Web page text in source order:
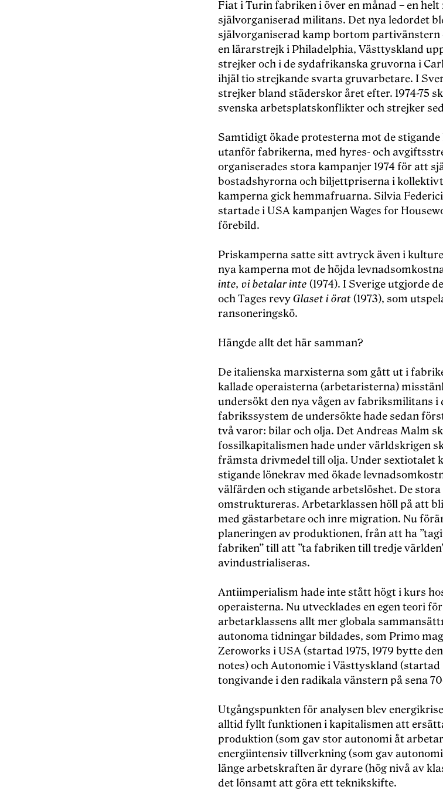
Fiat i Turin fabriken i över en månad – en helt
självorganiserad militans. Det nya ledordet
självorganiserad kamp bortom partivänstern
en lärarstrejk i Philadelphia, Västtyskland
strejker och i de sydafrikanska gruvorna i
ihjäl tio strejkande svarta gruvarbetare. I
strejker bland städerskor året efter. 1974-75
svenska arbetsplatskonflikter och strejker
Samtidigt ökade protesterna mot de
utanför fabrikerna, med hyres- och
organiserades stora kampanjer 1974 för att
bostadshyrorna och biljettpriserna i
kamperna gick hemmafruarna. Silvia
startade i USA kampanjen Wages for
förebild.
Priskamperna satte sitt avtryck även i
nya kamperna mot de höjda
inte, vi betalar inte (1974). I Sverige utgjorde
och Tages revyGlaset i örat(1973), som
ransoneringskö.
Hängde allt det här samman?
De italienska marxisterna som gått ut i
kallade operaisterna (arbetaristerna)
undersökt den nya vågen av fabriksmilitans
fabrikssystem de undersökte hade sedan
två varor: bilar och olja. Det Andreas Malm
fossilkapitalismen hade under världskrigen
främsta drivmedel till olja. Under sextiotalet
stigande lönekrav med ökade
välfärden och stigande arbetslöshet. De
omstruktureras. Arbetarklassen höll på att
med gästarbetare och inre migration. Nu
planeringen av produktionen, från att ha
fabriken” till att ”ta fabriken till tredje
avindustrialiseras.
Antiimperialism hade inte stått högt i kurs
operaisterna. Nu utvecklades en egen teori
arbetarklassens allt mer globala
autonoma tidningar bildades, som Primo
Zeroworks i USA (startad 1975, 1979 bytte
notes) och Autonomie i Västtyskland (startad
tongivande i den radikala vänstern på sena
Utgångspunkten för analysen blev
alltid fyllt funktionen i kapitalismen att
produktion (som gav stor autonomi åt
energiintensiv tillverkning (som gav
länge arbetskraften är dyrare (hög nivå av
det lönsamt att göra ett teknikskifte.